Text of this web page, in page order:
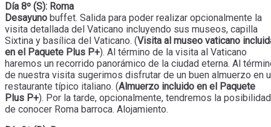
Día 8º (S): Roma
Desayuno buffet. Salida para poder realizar opcionalmente la
visita detallada del Vaticano incluyendo sus museos, capilla
Sixtina y basílica del Vaticano. (Visita al museo vaticano
en el Paquete Plus P+). Al término de la visita al Vaticano
haremos un recorrido panorámico de la ciudad eterna. Al
de nuestra visita sugerimos disfrutar de un buen almuerzo en
restaurante típico italiano. (Almuerzo incluido en el Paquete
Plus P+). Por la tarde, opcionalmente, tendremos la posibilidad
de conocer Roma barroca. Alojamiento.